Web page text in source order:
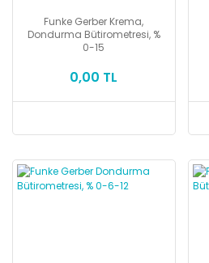
Funke Gerber Krema,
Dondurma Bütirometresi, %
0-15
0,00 TL